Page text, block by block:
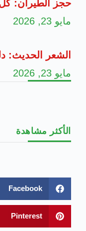
حجز الطيران: كل
مايو 23, 2026
الشعر الحديث:
مايو 23, 2026
الأكثر مشاهدة
Facebook
Pinterest